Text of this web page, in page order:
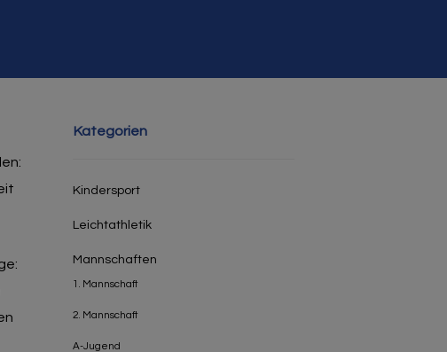
Kategorien
Kindersport
Leichtathletik
Mannschaften
1. Mannschaft
2. Mannschaft
A-Jugend